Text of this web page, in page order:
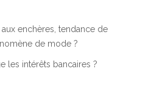
enchères, tendance de
de mode ?
les intérêts bancaires ?